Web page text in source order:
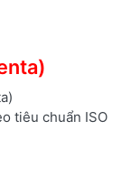
tiêu chuẩn ISO